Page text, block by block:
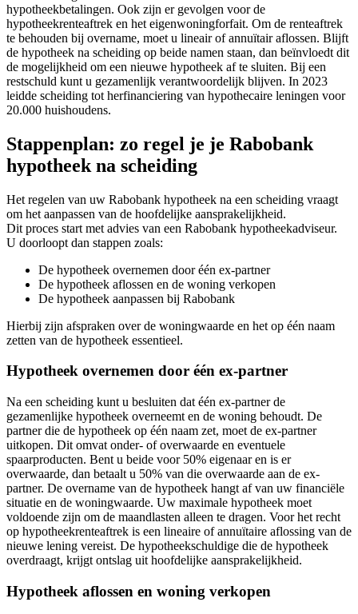
hypotheekbetalingen. Ook zijn er gevolgen voor de
hypotheekrenteaftrek en het eigenwoningforfait. Om de renteaftrek
te behouden bij overname, moet u lineair of annuïtair aflossen. Blijft
de hypotheek na scheiding op beide namen staan, dan beïnvloedt dit
de mogelijkheid om een nieuwe hypotheek af te sluiten. Bij een
restschuld kunt u gezamenlijk verantwoordelijk blijven. In 2023
leidde scheiding tot herfinanciering van hypothecaire leningen voor
20.000 huishoudens.
Stappenplan: zo regel je je Rabobank
hypotheek na scheiding
Het regelen van uw Rabobank hypotheek na een scheiding vraagt
om het aanpassen van de hoofdelijke aansprakelijkheid.
Dit proces start met advies van een Rabobank hypotheekadviseur.
U doorloopt dan stappen zoals:
De hypotheek overnemen door één ex-partner
De hypotheek aflossen en de woning verkopen
De hypotheek aanpassen bij Rabobank
Hierbij zijn afspraken over de woningwaarde en het op één naam
zetten van de hypotheek essentieel.
Hypotheek overnemen door één ex-partner
Na een scheiding kunt u besluiten dat één ex-partner de
gezamenlijke hypotheek overneemt en de woning behoudt. De
partner die de hypotheek op één naam zet, moet de ex-partner
uitkopen. Dit omvat onder- of overwaarde en eventuele
spaarproducten. Bent u beide voor 50% eigenaar en is er
overwaarde, dan betaalt u 50% van die overwaarde aan de ex-
partner. De overname van de hypotheek hangt af van uw financiële
situatie en de woningwaarde. Uw maximale hypotheek moet
voldoende zijn om de maandlasten alleen te dragen. Voor het recht
op hypotheekrenteaftrek is een lineaire of annuïtaire aflossing van de
nieuwe lening vereist. De hypotheekschuldige die de hypotheek
overdraagt, krijgt ontslag uit hoofdelijke aansprakelijkheid.
Hypotheek aflossen en woning verkopen